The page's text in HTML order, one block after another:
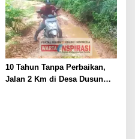
10 Tahun Tanpa Perbaikan,
Jalan 2 Km di Desa Dusun